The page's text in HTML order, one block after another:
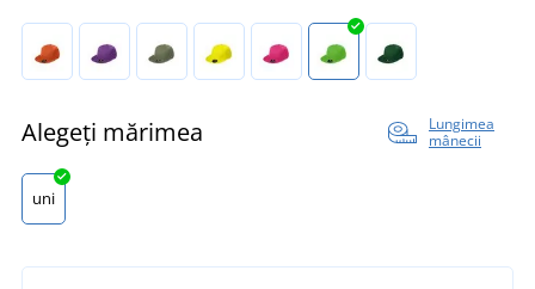
Alegeți mărimea
Lungimea
mânecii
uni